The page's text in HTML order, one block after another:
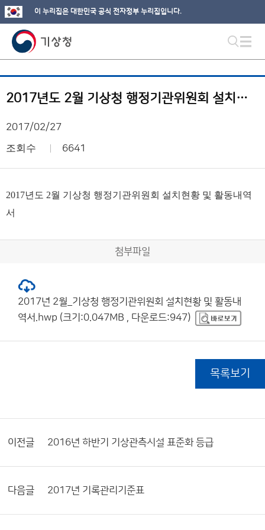
이 누리집은 대한민국 공식 전자정부 누리집입니다.
2017년도 2월 기상청 행정기관위원회 설치현황 및 활동내역서
2017/02/27
조회수 6641
2017년도 2월 기상청 행정기관위원회 설치현황 및 활동내역
서
첨부파일
2017년 2월_기상청 행정기관위원회 설치현황 및 활동내
역서.hwp (크기:0.047MB , 다운로드:947)
목록보기
이전글 2016년 하반기 기상관측시설 표준화 등급
다음글 2017년 기록관리기준표